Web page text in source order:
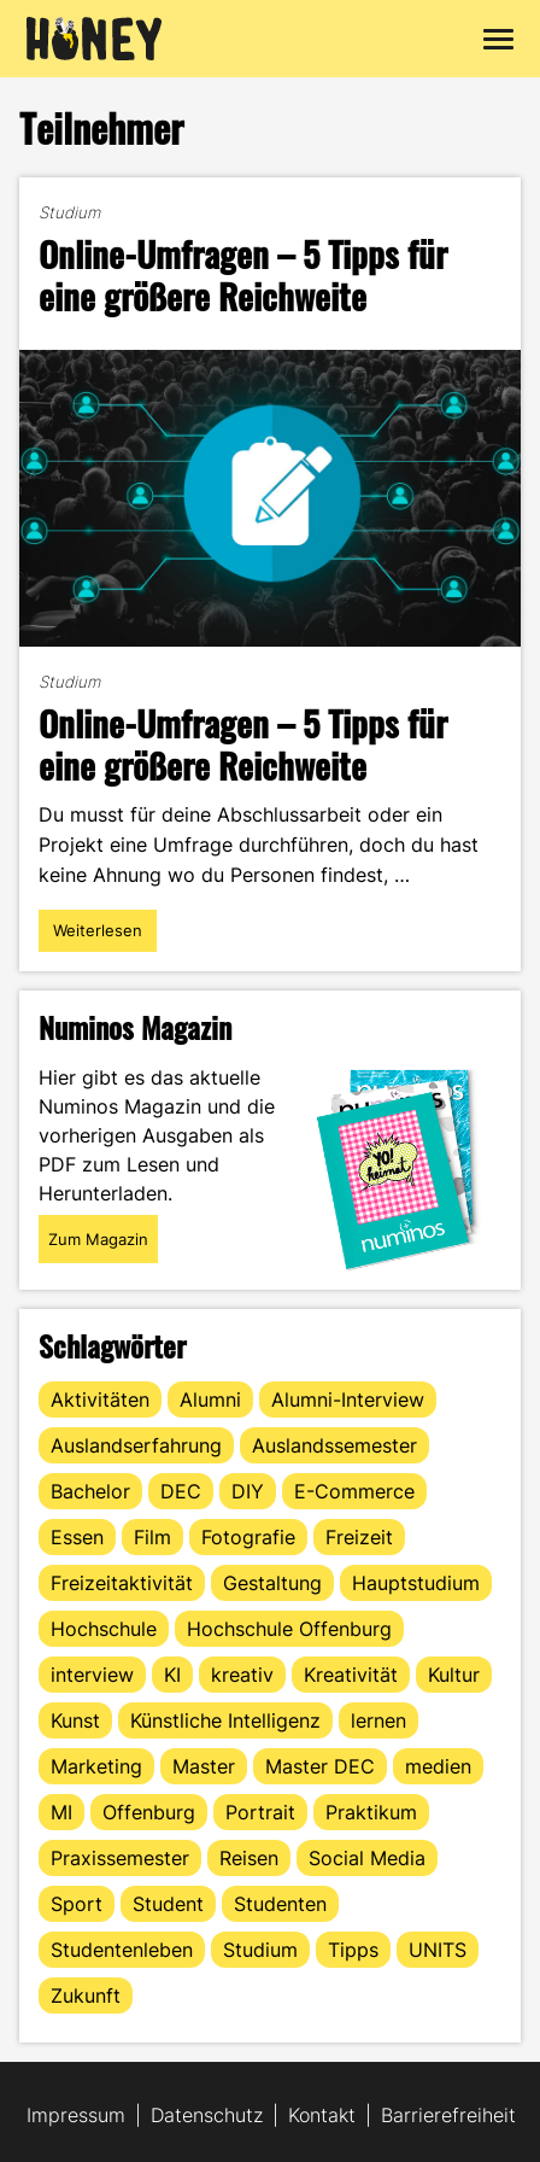
Inhalt
springen
Teilnehmer
Studium
Online-Umfragen – 5 Tipps für
eine größere Reichweite
Studium
Online-Umfragen – 5 Tipps für
eine größere Reichweite
Du musst für deine Abschlussarbeit oder ein
Projekt eine Umfrage durchführen, doch du hast
keine Ahnung wo du Personen findest, …
"Online-
Umfragen
Tipps
eine
größere
Reichweite"
Weiterlesen
Numinos Magazin
Hier gibt es das aktuelle
Numinos Magazin und die
vorherigen Ausgaben als
PDF zum Lesen und
Herunterladen.
Zum Magazin
Schlagwörter
Aktivitäten Alumni
Alumni-Interview
Auslandserfahrung
Auslandssemester
Bachelor
DEC DIY
E-Commerce
Essen
Film Fotografie
Freizeit
Freizeitaktivität
Gestaltung
Hauptstudium
Hochschule
Hochschule Offenburg
interview
KI kreativ Kreativität
Kultur
Kunst
Künstliche Intelligenz
lernen
Marketing
Master Master DEC
medien
MI
Offenburg Portrait
Praktikum
Praxissemester
Reisen
Social Media
Sport
Student
Studenten
Studentenleben
Studium Tipps
UNITS
Zukunft
Impressum Datenschutz Kontakt Barrierefreiheit